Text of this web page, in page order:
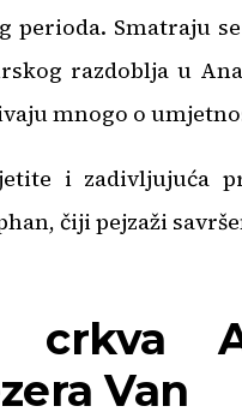
perioda. Smatraju
razdoblja u
mnogo o
i zadivljujuća
čiji pejzaži
Van